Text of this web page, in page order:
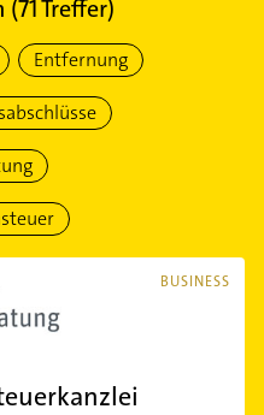
(71Treffer)
Entfernung
BUSINESS